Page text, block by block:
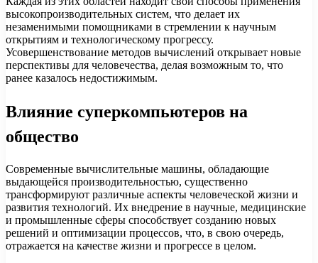
высокопроизводительных систем, что делает их
незаменимыми помощниками в стремлении к научным
открытиям и технологическому прогрессу.
Усовершенствование методов вычислений открывает новые
перспективы для человечества, делая возможным то, что
ранее казалось недостижимым.
Влияние суперкомпьютеров на
общество
Современные вычислительные машины, обладающие
выдающейся производительностью, существенно
трансформируют различные аспекты человеческой жизни и
развития технологий. Их внедрение в научные, медицинские
и промышленные сферы способствует созданию новых
решений и оптимизации процессов, что, в свою очередь,
отражается на качестве жизни и прогрессе в целом.